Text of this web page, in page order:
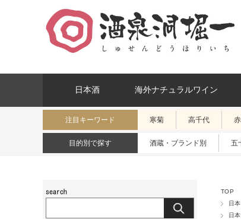
日本酒 海外ナチュラルワイン
注目キーワード 寒菊 高千代
目的別で探す 酒蔵・ブランド別 五
TOP
日
日